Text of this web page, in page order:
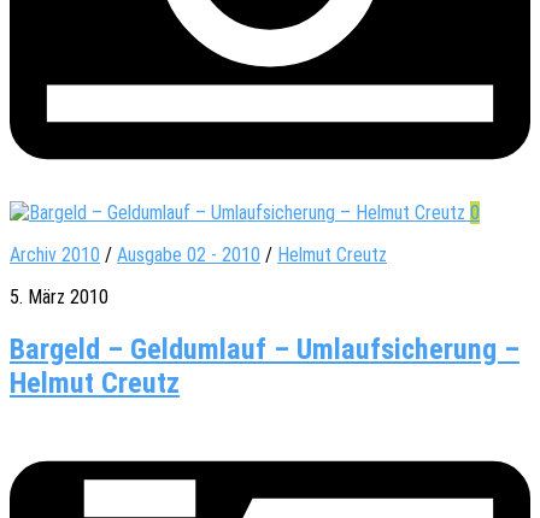
0
Archiv 2010 / Ausgabe 02 - 2010 / Helmut Creutz
5. März 2010
Bargeld – Geldumlauf – Umlaufsicherung –
Helmut Creutz